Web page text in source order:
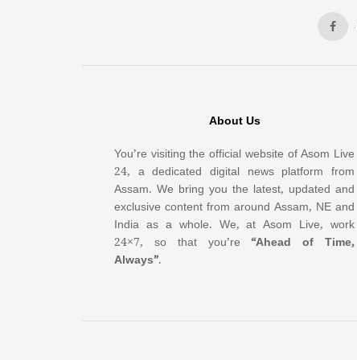
About Us
You’re visiting the official website of Asom Live
24, a dedicated digital news platform from
Assam. We bring you the latest, updated and
exclusive content from around Assam, NE and
India as a whole. We, at Asom Live, work
24×7, so that you’re“Ahead of Time,
Always”.